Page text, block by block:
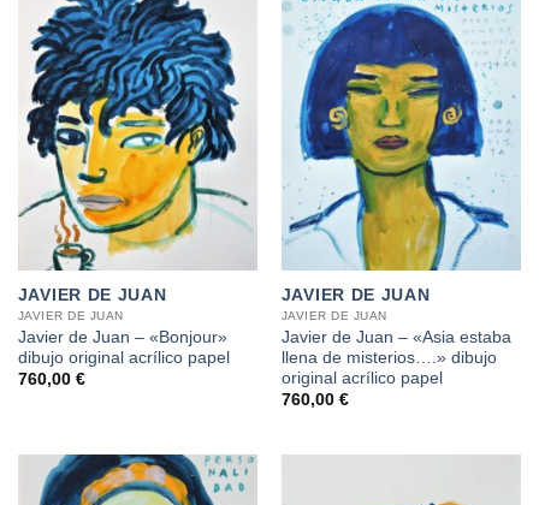
JAVIER DE JUAN
JAVIER DE JUAN
Javier de Juan – «Bonjour»
dibujo original acrílico papel
760,00 €
JAVIER DE JUAN
JAVIER DE JUAN
Javier de Juan – «Asia estaba
llena de misterios….» dibujo
original acrílico papel
760,00 €